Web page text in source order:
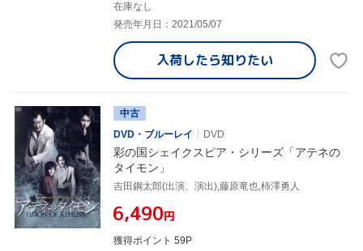
在庫なし
発売年月日：2021/05/07
入荷したら知りたい
中古
DVD・ブルーレイ
DVD
彩の国シェイクスピア・シリーズ「アテネの
タイモン」
吉田鋼太郎(出演、演出),藤原竜也,柿澤勇人
¥6,490円
獲得ポイント 59P